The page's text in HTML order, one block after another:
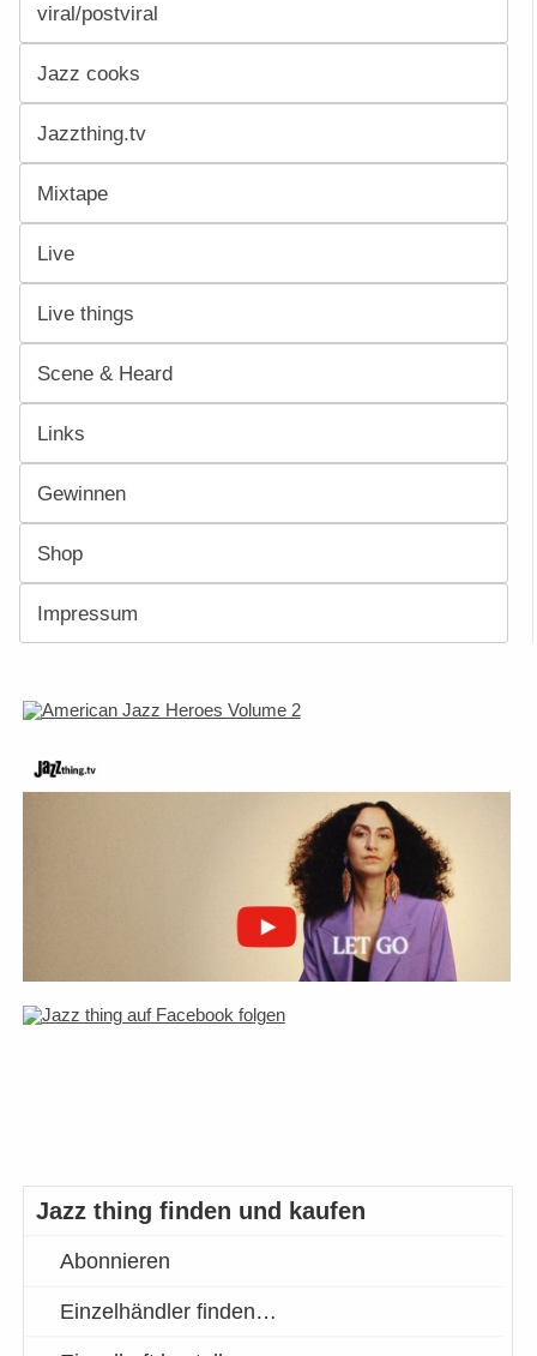
viral/postviral
Jazz cooks
Jazzthing.tv
Mixtape
Live
Live things
Scene & Heard
Links
Gewinnen
Shop
Impressum
Jazz thing finden und kaufen
Abonnieren
Einzelhändler finden…